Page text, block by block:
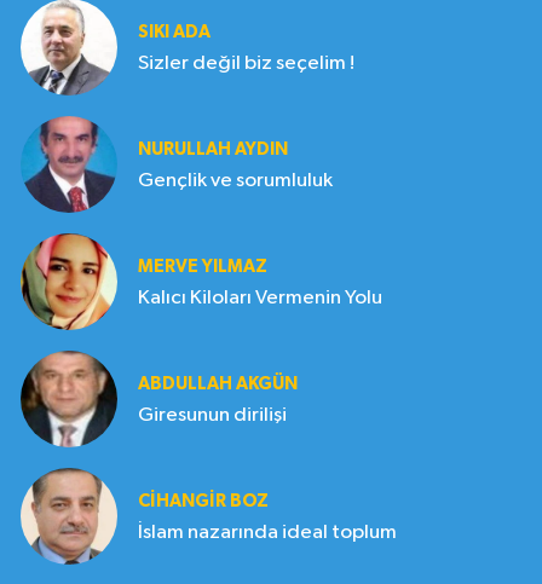
SIKI ADA
Sizler değil biz seçelim !
NURULLAH AYDIN
Gençlik ve sorumluluk
MERVE YILMAZ
Kalıcı Kiloları Vermenin Yolu
ABDULLAH AKGÜN
Giresunun dirilişi
CIHANGIR BOZ
İslam nazarında ideal toplum